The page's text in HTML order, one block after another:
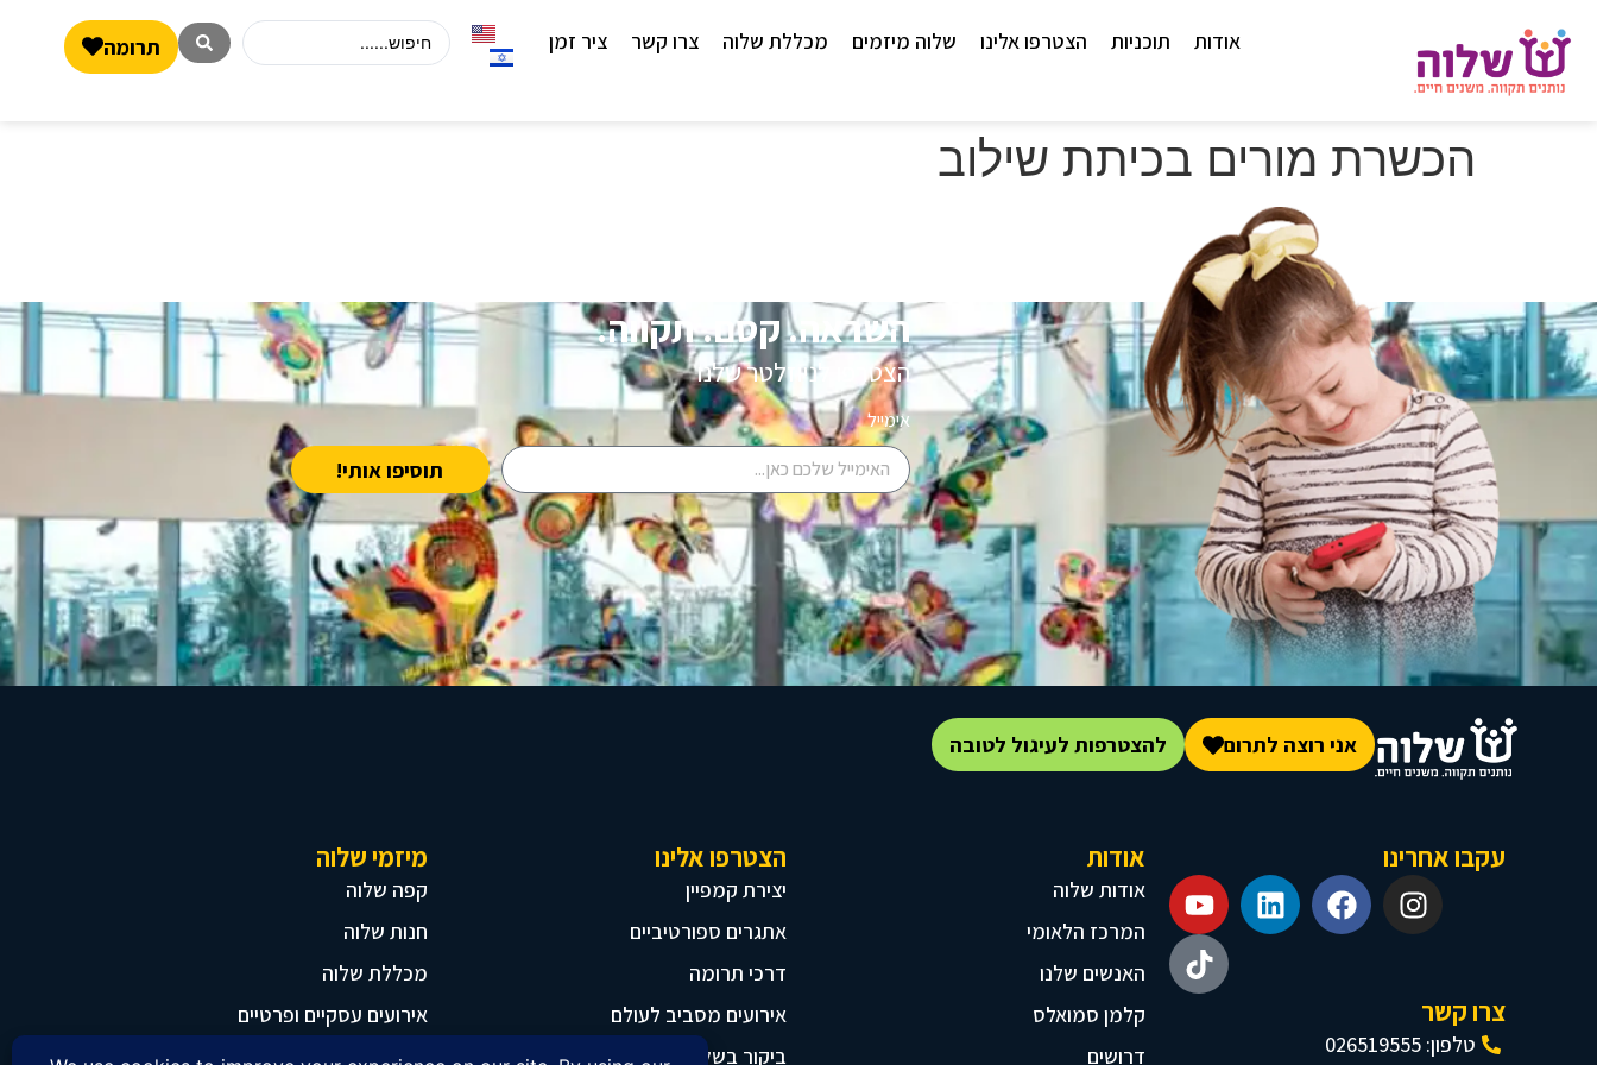
אודות תוכניות הצטרפו אלינו שלוה מיזמים מכללת שלוה צרו קשר ציר זמן תרומה
הכשרת מורים בכיתת שילוב
השראה. קסם. תקווה.
הצטרפו לניוזלטר שלנו
אימייל
תוסיפו אותי!
אני רוצה לתרום להצטרפות לעיגול לטובה
עקבו אחרינו
צרו קשר
טלפון: 026519555
אודות
אודות שלוה
המרכז הלאומי
האנשים שלנו
קלמן סמואלס
דרושים
הצטרפו אלינו
יצירת קמפיין
אתגרים ספורטיביים
דרכי תרומה
אירועים מסביב לעולם
ביקור בשלוה
מיזמי שלוה
קפה שלוה
חנות שלוה
מכללת שלוה
אירועים עסקיים ופרטיים
להקת שלוה